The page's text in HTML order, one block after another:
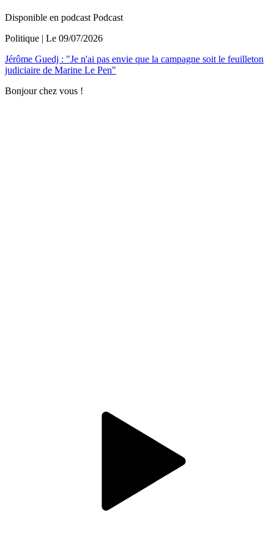
Disponible en podcast Podcast
Politique | Le 09/07/2026
Jérôme Guedj : "Je n'ai pas envie que la campagne soit le feuilleton
judiciaire de Marine Le Pen"
Bonjour chez vous !